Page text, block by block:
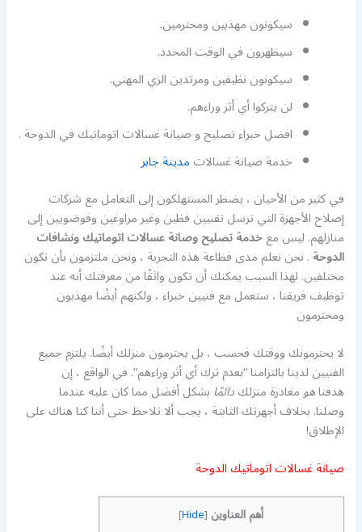
سيكونون مهذبين ومحترمين.
سيظهرون في الوقت المحدد.
سيكونون نظيفين ومرتدين الزي المهني.
لن يتركوا أي أثر وراءهم.
افضل خبراء تصليح و صيانة غسالات اتوماتيك في الدوحة .
خدمة صيانة غسالاتمدينة جابر
في كثير من الأحيان ، يضطر المستهلكون إلى التعامل مع شركات
إصلاح الأجهزة التي ترسل تقنيين فظين وغير مراوغين وفوضويين إلى
منازلهم. ليس معخدمة تصليح وصانة عسالات اتوماتيك ونشافات
الدوحة. نحن نعلم مدى فظاعة هذه التجربة ، ونحن ملتزمون بأن نكون
مختلفين. لهذا السبب يمكنك أن تكون واثقًا من معرفتك أنه عند
توظيف فريقنا ، ستعمل مع فنيين خبراء ، ولكنهم أيضًا مهذبون
ومحترمون
لا يحترمونك ووقتك فحسب ، بل يحترمون منزلك أيضًا. يلتزم جميع
الفنيين لدينا بالتزامنا “بعدم ترك أي أثر وراءهم”. في الواقع ، إن
هدفناهومغادرة منزلكدائمًا بشكل أفضل مما كان عليه عندما
وصلنا. بخلاف أجهزتك الثابتة ، يجب ألا تلاحظ حتى أننا كنا هناك على
الإطلاق!
صيانة غسالات اتوماتيك الدوحة
أهم العناوين [
Hide
]